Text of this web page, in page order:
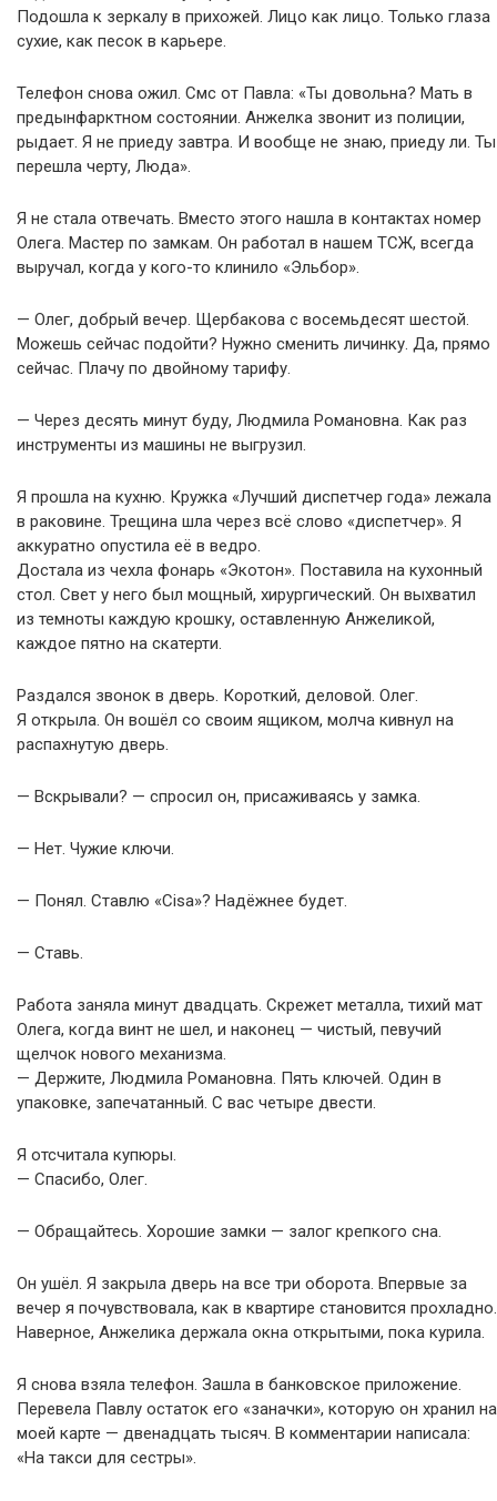
Подошла к зеркалу в прихожей. Лицо как лицо. Только глаза
сухие, как песок в карьере.
Телефон снова ожил. Смс от Павла: «Ты довольна? Мать в
предынфарктном состоянии. Анжелка звонит из полиции,
рыдает. Я не приеду завтра. И вообще не знаю, приеду ли. Ты
перешла черту, Люда».
Я не стала отвечать. Вместо этого нашла в контактах номер
Олега. Мастер по замкам. Он работал в нашем ТСЖ, всегда
выручал, когда у кого-то клинило «Эльбор».
— Олег, добрый вечер. Щербакова с восемьдесят шестой.
Можешь сейчас подойти? Нужно сменить личинку. Да, прямо
сейчас. Плачу по двойному тарифу.
— Через десять минут буду, Людмила Романовна. Как раз
инструменты из машины не выгрузил.
Я прошла на кухню. Кружка «Лучший диспетчер года» лежала
в раковине. Трещина шла через всё слово «диспетчер». Я
аккуратно опустила её в ведро.
Достала из чехла фонарь «Экотон». Поставила на кухонный
стол. Свет у него был мощный, хирургический. Он выхватил
из темноты каждую крошку, оставленную Анжеликой,
каждое пятно на скатерти.
Раздался звонок в дверь. Короткий, деловой. Олег.
Я открыла. Он вошёл со своим ящиком, молча кивнул на
распахнутую дверь.
— Вскрывали? — спросил он, присаживаясь у замка.
— Нет. Чужие ключи.
— Понял. Ставлю «Cisa»? Надёжнее будет.
— Ставь.
Работа заняла минут двадцать. Скрежет металла, тихий мат
Олега, когда винт не шел, и наконец — чистый, певучий
щелчок нового механизма.
— Держите, Людмила Романовна. Пять ключей. Один в
упаковке, запечатанный. С вас четыре двести.
Я отсчитала купюры.
— Спасибо, Олег.
— Обращайтесь. Хорошие замки — залог крепкого сна.
Он ушёл. Я закрыла дверь на все три оборота. Впервые за
вечер я почувствовала, как в квартире становится прохладно.
Наверное, Анжелика держала окна открытыми, пока курила.
Я снова взяла телефон. Зашла в банковское приложение.
Перевела Павлу остаток его «заначки», которую он хранил на
моей карте — двенадцать тысяч. В комментарии написала:
«На такси для сестры».